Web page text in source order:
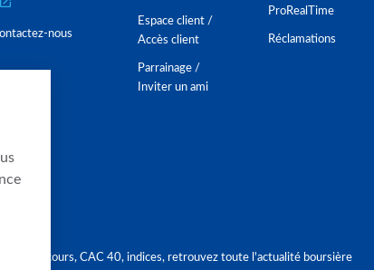
nous
Espace client /
Accès client
Parrainage /
Inviter un ami
ProRealTime
Réclamations
cours, CAC 40, indices, retrouvez toute l'actualité boursière